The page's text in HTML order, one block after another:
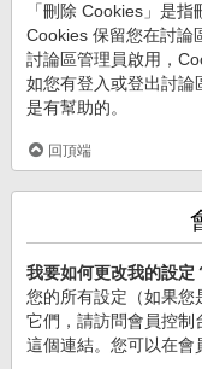
「刪除 Cookies」是
Cookies 保留您在討論
討論區管理員啟用，
如您有登入或登出討論
是有幫助的。
回頂端
我要如何更改我的設定
您的所有設定（如果您
它們，請訪問會員控制
這個連結。您可以在會